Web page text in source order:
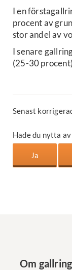
I en
procent av
stor andel av
I senare
(25-30
Senast
Hade du nytta
Om gallring